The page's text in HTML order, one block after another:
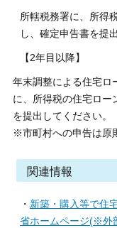
所轄税務署に、所得
し、確定申告書を提
【2年目以降】
年末調整による住宅ロ
に、所得税の住宅ロー
を提出してください。
※市町村への申告は原
関連情報
・ 新築・購入等で住
省ホームページ(※外